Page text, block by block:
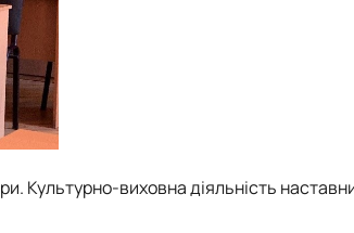
Культурно-виховна діяльність